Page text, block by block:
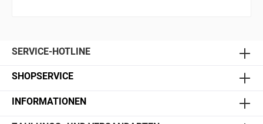
SERVICE-HOTLINE
SHOPSERVICE
INFORMATIONEN